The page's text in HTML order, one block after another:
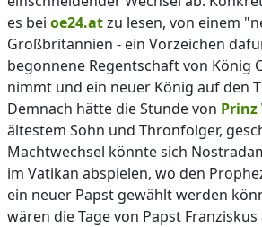
es bei oe24.atzu lesen, von einem
Großbritannien - ein Vorzeichen
begonnene Regentschaft von König
nimmt und ein neuer König auf den
Demnach hätte die Stunde von
ältestem Sohn und Thronfolger,
Machtwechsel könnte sich
im Vatikan abspielen, wo den
ein neuer Papst gewählt werden
wären die Tage von Papst